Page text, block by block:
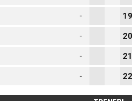
- 19
- 20
- 21
- 22